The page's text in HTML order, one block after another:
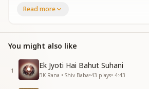
संगम हुआ है…..
किसी किसी भाग्यशाली ने देखी छबि वो न्यारी
व्यक्त नहीं कर पाए वो कैसा था गुणकारी
रथी तो सत्य और सुंदर था रथ था बहुत पुराना
संगम हुआ है परमपिता से सुहाना
पाया है हमने ये एक अनमोल खजाना
पाया है हमने ये एक अनमोल खजाना
Read more
You might also like
1
Ek Jyoti Hai Bahut Suhani
BK Rana • Shiv Baba•43 plays• 4:43